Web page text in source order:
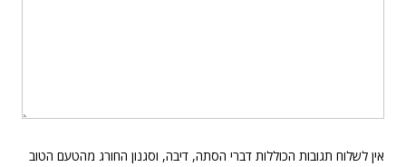
אין לשלוח תגובות הכוללות דברי הסתה, דיבה, וסגנון החורג מהטעם הטוב